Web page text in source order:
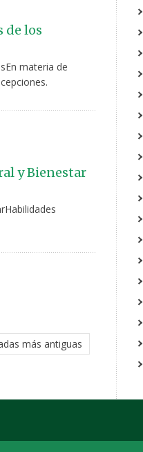
de los
materia de
y Bienestar
más antiguas